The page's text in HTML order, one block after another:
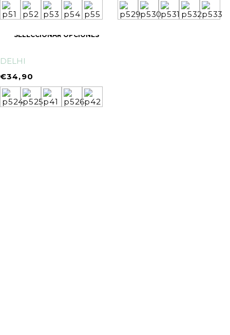
SELECCIONAR OPCIONES
DELHI
€34,90